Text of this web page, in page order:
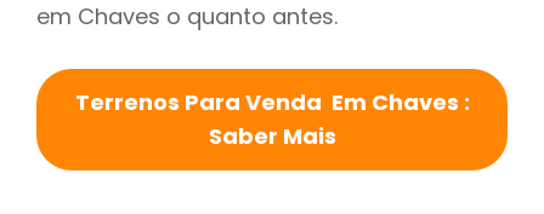
em Chaves o quanto antes.
Terrenos Para Venda Em Chaves :
Saber Mais